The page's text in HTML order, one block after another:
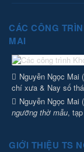
CÁC CÔNG
MAI
Nguyễn Ngọc Mai
chí xưa & Nay số
Nguyễn Ngọc Mai
ngưỡng thờ mẫu,
GIỚI THIỆU TS